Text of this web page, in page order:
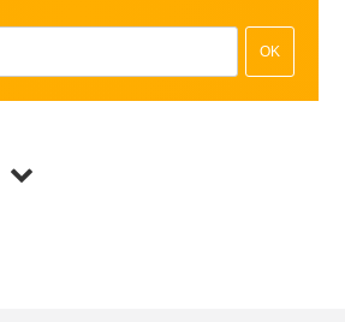
OK